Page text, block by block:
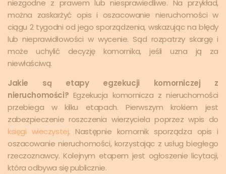
niezgodne z prawem lub niesprawiedliwe. Na przykład,
można zaskarżyć opis i oszacowanie nieruchomości w
ciągu 2 tygodni od jego sporządzenia, wskazując na błędy
lub nieprawidłowości w wycenie. Sąd rozpatrzy skargę i
może uchylić decyzję komornika, jeśli uzna ją za
niewłaściwą.
Jakie są etapy egzekucji komorniczej z
nieruchomości? Egzekucja komornicza z nieruchomości
przebiega w kilku etapach. Pierwszym krokiem jest
zabezpieczenie roszczenia wierzyciela poprzez wpis do
księgi wieczystej. Następnie komornik sporządza opis i
oszacowanie nieruchomości, korzystając z usług biegłego
rzeczoznawcy. Kolejnym etapem jest ogłoszenie licytacji,
która odbywa się publicznie.